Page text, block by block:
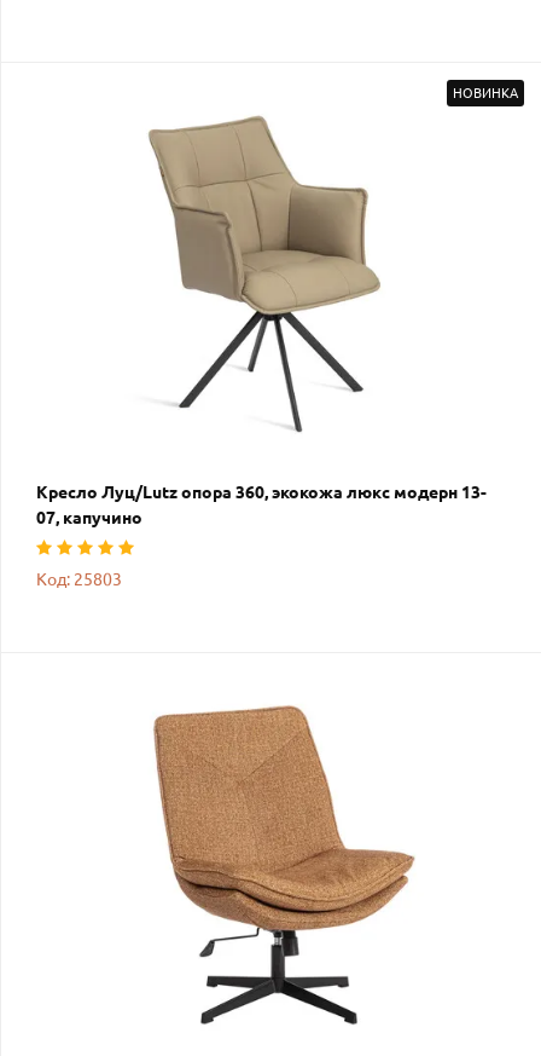
НОВИНКА
Кресло Луц/Lutz опора 360, экокожа люкс модерн 13-
07, капучино
Код: 25803